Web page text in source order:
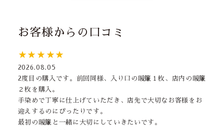
お客様からの口コミ
★★★★★
2026.08.05
2度目の購入です。前回同様、入り口の暖簾１枚、店内の暖簾
２枚を購入。
手染めで丁寧に仕上げていただき、店先で大切なお客様をお
迎えするのにぴったりです。
最初の暖簾と一緒に大切にしていきたいです。